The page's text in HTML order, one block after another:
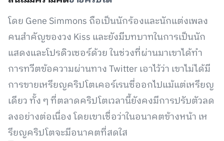
โดย Gene Simmons ถือเป็นนักร้องและนักแต่งเพลง
คนสำคัญของวง Kiss และยังมีบทบาทในการเป็นนัก
แสดงและโปรดิวเซอร์ด้วย ในช่วงที่ผ่านมาเขาได้ทำ
การทวีตข้อความผ่านทาง Twitter เอาไว้ว่า เขาไม่ได้มี
การขายเหรียญคริปโตเคอร์เรนซี่ออกไปแม้แต่เหรียญ
เดียว ทั้ง ๆ ที่ตลาดคริปโตเวลานี้ยังคงมีการปรับตัวลด
ลงอย่างต่อเนื่อง โดยเขาเชื่อว่าในอนาคตข้างหน้า เห
รียญคริปโตจะมีอนาคตที่สดใส